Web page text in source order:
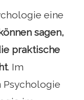
eine
sagen,
praktische
. Im
Psychologie